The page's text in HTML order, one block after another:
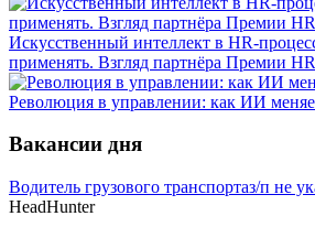
Искусственный интеллект в HR-
применять. Взгляд партнёра Премии
Революция в управлении: как ИИ
Вакансии дня
Водитель грузового транспортаз/п не
HeadHunter